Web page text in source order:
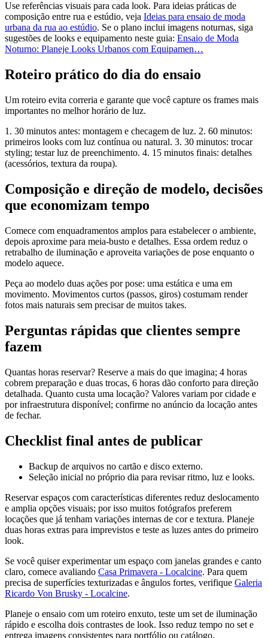
Use referências visuais para cada look. Para ideias práticas de
composição entre rua e estúdio, veja Ideias para ensaio de moda
urbana da rua ao estúdio. Se o plano inclui imagens noturnas, siga
sugestões de looks e equipamento neste guia: Ensaio de Moda
Noturno: Planeje Looks Urbanos com Equipamen…
Roteiro prático do dia do ensaio
Um roteiro evita correria e garante que você capture os frames mais
importantes no melhor horário de luz.
1. 30 minutos antes: montagem e checagem de luz. 2. 60 minutos:
primeiros looks com luz contínua ou natural. 3. 30 minutos: trocar
styling; testar luz de preenchimento. 4. 15 minutos finais: detalhes
(acessórios, textura da roupa).
Composição e direção de modelo, decisões
que economizam tempo
Comece com enquadramentos amplos para estabelecer o ambiente,
depois aproxime para meia-busto e detalhes. Essa ordem reduz o
retrabalho de iluminação e aproveita variações de pose enquanto o
modelo aquece.
Peça ao modelo duas ações por pose: uma estática e uma em
movimento. Movimentos curtos (passos, giros) costumam render
fotos mais naturais sem precisar de muitos takes.
Perguntas rápidas que clientes sempre
fazem
Quantas horas reservar? Reserve a mais do que imagina; 4 horas
cobrem preparação e duas trocas, 6 horas dão conforto para direção
detalhada. Quanto custa uma locação? Valores variam por cidade e
por infraestrutura disponível; confirme no anúncio da locação antes
de fechar.
Checklist final antes de publicar
Backup de arquivos no cartão e disco externo.
Seleção inicial no próprio dia para revisar ritmo, luz e looks.
Reservar espaços com características diferentes reduz deslocamento
e amplia opções visuais; por isso muitos fotógrafos preferem
locações que já tenham variações internas de cor e textura. Planeje
duas horas extras para imprevistos e teste as luzes antes do primeiro
look.
Se você quiser experimentar um espaço com janelas grandes e canto
claro, comece avaliando Casa Primavera - Localcine. Para quem
precisa de superfícies texturizadas e ângulos fortes, verifique Galeria
Ricardo Von Brusky - Localcine.
Planeje o ensaio com um roteiro enxuto, teste um set de iluminação
rápido e escolha dois contrastes de look. Isso reduz tempo no set e
entrega imagens consistentes para portfólio ou catálogo.